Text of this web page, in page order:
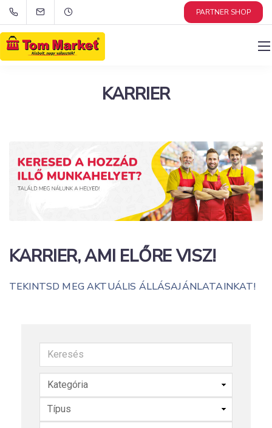
PARTNER SHOP
KARRIER
KARRIER, AMI ELŐRE VISZ!
TEKINTSD MEG AKTUÁLIS ÁLLÁSAJÁNLATAINKAT!
Keresés